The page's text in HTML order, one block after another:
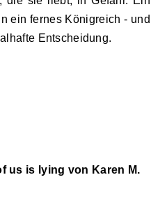
ein fernes Königreich- und
Entscheidung.
us is lying von Karen M.